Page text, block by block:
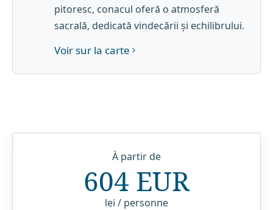
pitoresc, conacul oferă o atmosferă
sacrală, dedicată vindecării și echilibrului.
Voir sur la carte
À partir de
604 EUR
lei / personne